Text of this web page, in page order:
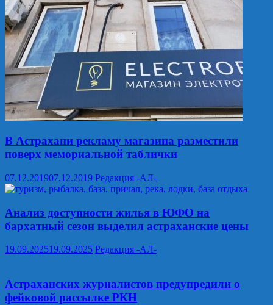
В Астрахани рекламу магазина разместили
поверх мемориальной таблички
07.12.201907.12.2019 Редакция -АЛ-
Анализ доступности жилья в ЮФО на
бархатный сезон выделил астраханские цены
19.09.202519.09.2025 Редакция -АЛ-
Астраханских журналистов предупредили о
фейковой рассылке РКН